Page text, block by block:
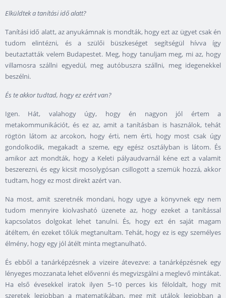
Elküldtek a tanítási idő alatt?
Tanítási idő alatt, az anyukámnak is mondták, hogy ezt az ügyet csak én
tudom elintézni, és a szülői büszkeséget segítségül hívva így
beutaztatták velem Budapestet. Meg, hogy tanuljam meg, mi az, hogy
villamosra szállni egyedül, meg autóbuszra szállni, meg idegenekkel
beszélni.
És te akkor tudtad, hogy ez ezért van?
Igen. Hát, valahogy úgy, hogy én nagyon jól értem a
metakommunikációt, és ez az, amit a tanításban is használok, tehát
rögtön látom az arcokon, hogy érti, nem érti, hogy most csak úgy
gondolkodik, megakadt a szeme, egy egész osztályban is látom. És
amikor azt mondták, hogy a Keleti pályaudvarnál kéne ezt a valamit
beszerezni, és egy kicsit mosolygósan csillogott a szemük hozzá, akkor
tudtam, hogy ez most direkt azért van.
Na most, amit szeretnék mondani, hogy ugye a könyvnek egy nem
tudom mennyire kiolvasható üzenete az, hogy ezeket a tanítással
kapcsolatos dolgokat lehet tanulni. És, hogy ezt én saját magam
átéltem, én ezeket tőlük megtanultam. Tehát, hogy ez is egy személyes
élmény, hogy egy jól átélt minta megtanulható.
És ebből a tanárképzésnek a vizeire átevezve: a tanárképzésnek egy
lényeges mozzanata lehet elővenni és megvizsgálni a meglevő mintákat.
Ha első évesekkel iratok ilyen 5–10 perces kis féloldalt, hogy mit
szeretek legjobban a matematikában, meg mit utálok legjobban a